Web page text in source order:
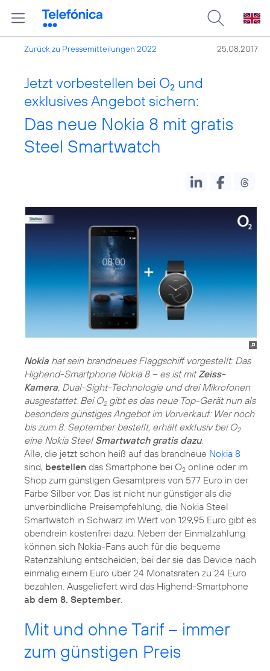
Zurück zu Pressemitteilungen 2022 25.08.2017
Jetzt vorbestellen bei O2 und
exklusives Angebot sichern:
Das neue Nokia 8 mit gratis
Steel Smartwatch
Nokia hat sein brandneues Flaggschiff vorgestellt: Das
Highend-Smartphone Nokia 8 – es ist mitZeiss-
Kamera , Dual-Sight-Technologie und drei Mikrofonen
ausgestattet. Bei O2gibt es das neue Top-Gerät nun als
besonders günstiges Angebot im Vorverkauf: Wer noch
bis zum 8. September bestellt, erhält exklusiv bei O2
eine Nokia Steel Smartwatch gratis dazu.
Alle, die jetzt schon heiß auf das brandneue Nokia 8
sind, bestellen das Smartphone bei O2 online oder im
Shop zum günstigen Gesamtpreis von 577 Euro in der
Farbe Silber vor. Das ist nicht nur günstiger als die
unverbindliche Preisempfehlung, die Nokia Steel
Smartwatch in Schwarz im Wert von 129,95 Euro gibt es
obendrein kostenfrei dazu. Neben der Einmalzahlung
können sich Nokia-Fans auch für die bequeme
Ratenzahlung entscheiden, bei der sie das Device nach
einmalig einem Euro über 24 Monatsraten zu 24 Euro
bezahlen. Ausgeliefert wird das Highend-Smartphone
ab dem 8. September
Mit und ohne Tarif – immer
zum günstigen Preis